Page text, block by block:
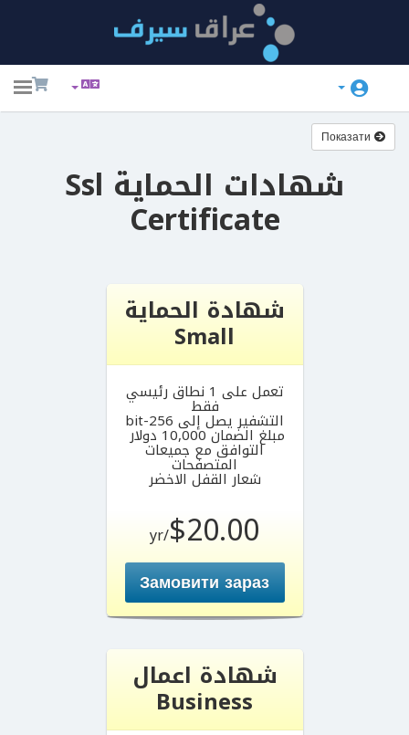
شهادات الحماية Ssl
Certificate
شهادة الحماية
Small
تعمل على 1 نطاق رئيسي
فقط
التشفير يصل إلى 256-bit
مبلغ الضمان 10,000 دولار
التوافق مع جميعات
المتصفحات
شعار القفل الاخضر
$20.00
/yr
Замовити зараз
شهادة اعمال
Business